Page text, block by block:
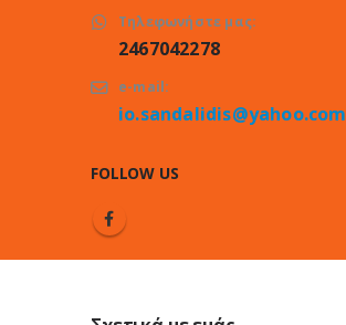
Τηλεφωνήστε μας:
2467042278
e-mail:
io.sandalidis@yahoo.com
FOLLOW US